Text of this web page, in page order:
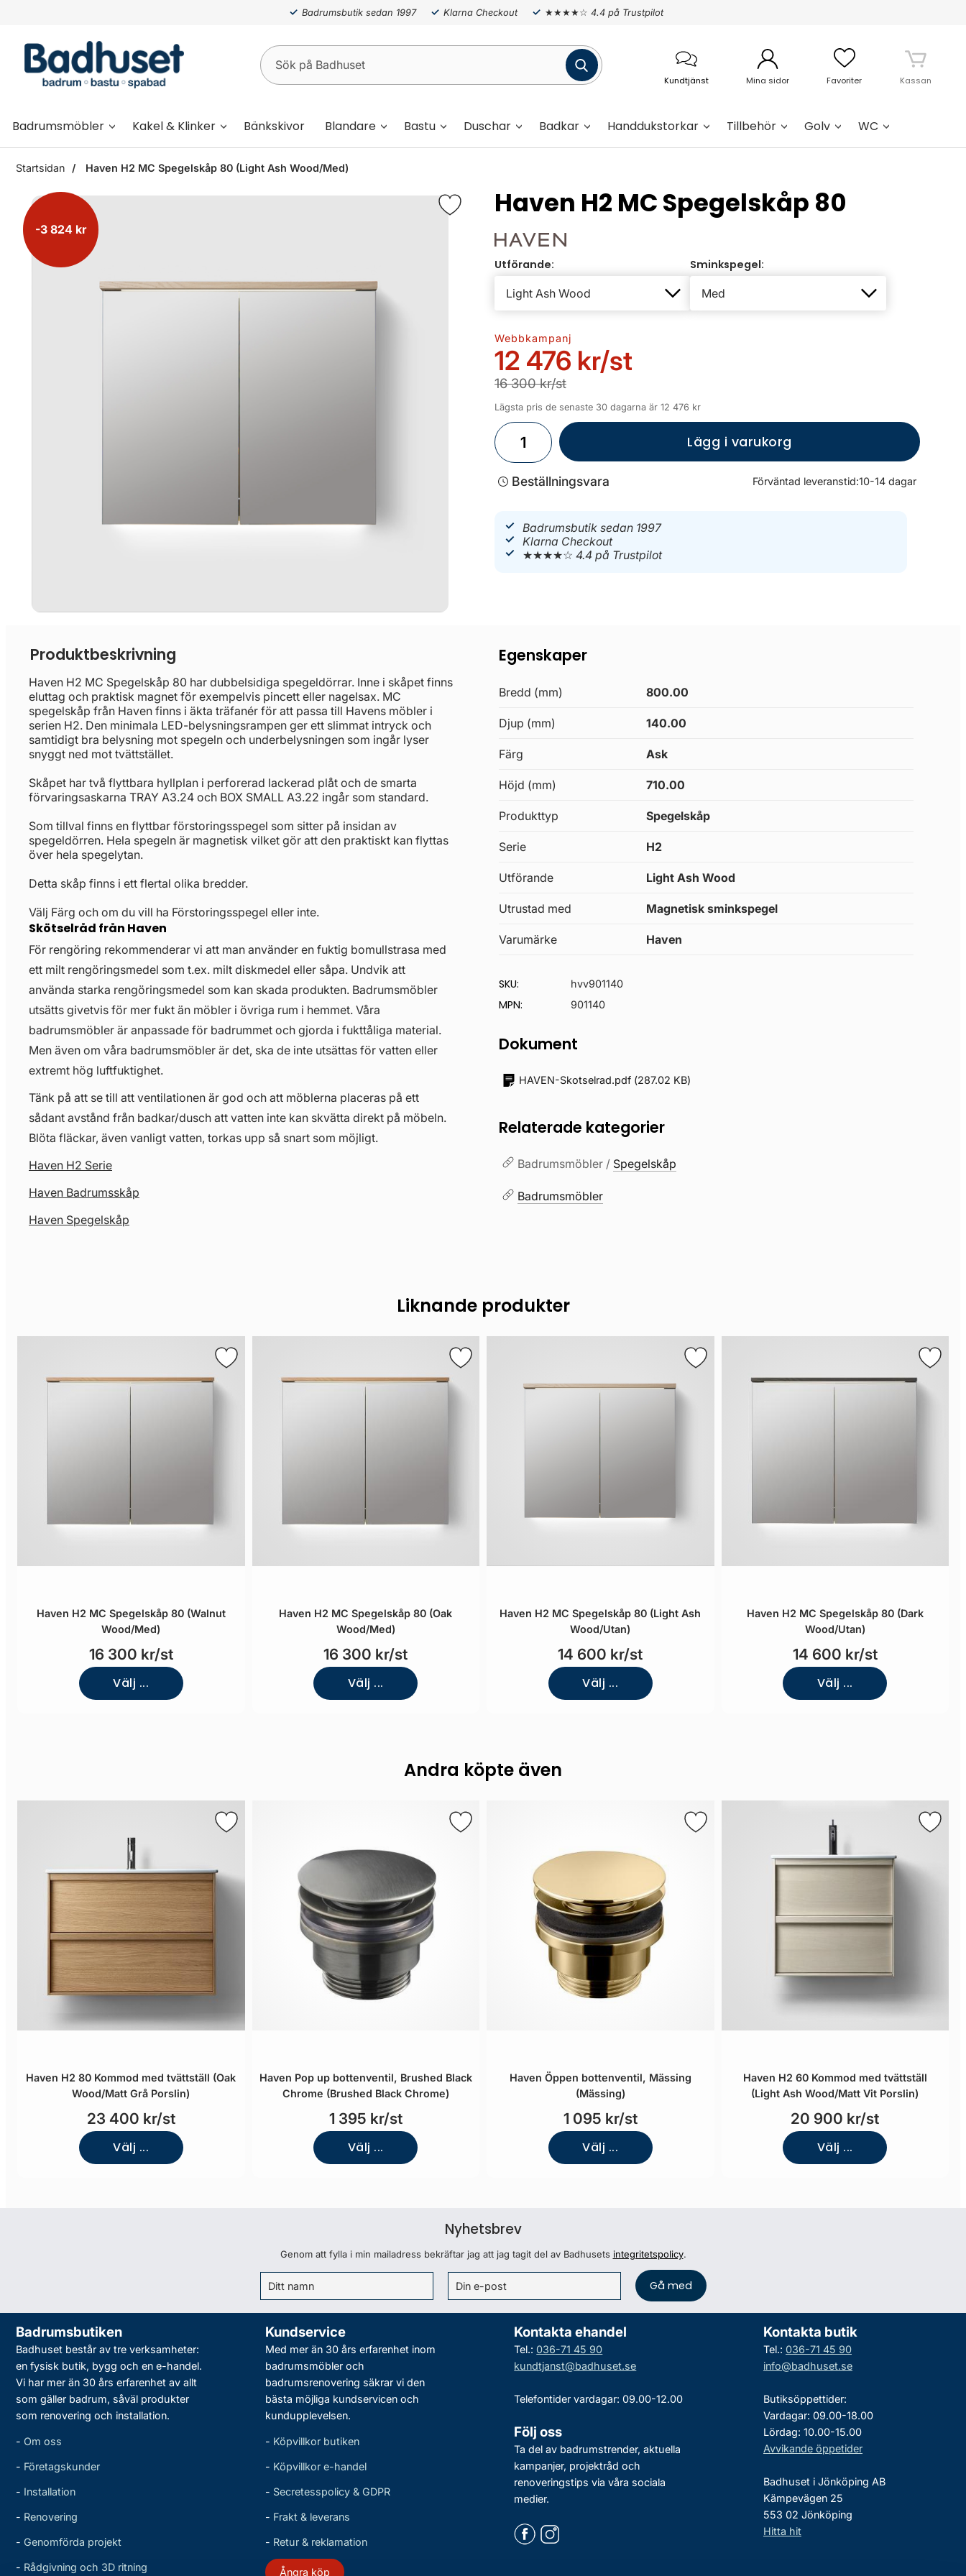
Badrumsbutik sedan 1997 Klarna Checkout ★★★★☆ 4.4 på Trustpilot
Kundtjänst Mina sidor Favoriter Kassan
Badrumsmöbler Kakel & Klinker Bänkskivor Blandare Bastu Duschar Badkar Handdukstorkar Tillbehör Golv WC
Startsidan Haven H2 MC Spegelskåp 80 (Light Ash Wood/Med)
-3 824 kr
Haven H2 MC Spegelskåp 80
Utförande: Sminkspegel:
Webbkampanj
12 476 kr/st
16 300 kr/st
Lägsta pris de senaste 30 dagarna är 12 476 kr
Lägg i varukorg
Beställningsvara Förväntad leveranstid:10-14 dagar
Badrumsbutik sedan 1997
Klarna Checkout
★★★★☆4.4 på Trustpilot
Produktbeskrivning
Haven H2 MC Spegelskåp 80 har dubbelsidiga spegeldörrar. Inne i skåpet finns
eluttag och praktisk magnet för exempelvis pincett eller nagelsax. MC
spegelskåp från Haven finns i äkta träfanér för att passa till Havens möbler i
serien H2. Den minimala LED-belysningsrampen ger ett slimmat intryck och
samtidigt bra belysning mot spegeln och underbelysningen som ingår lyser
snyggt ned mot tvättstället.
Skåpet har två flyttbara hyllplan i perforerad lackerad plåt och de smarta
förvaringsaskarna TRAY A3.24 och BOX SMALL A3.22 ingår som standard.
Som tillval finns en flyttbar förstoringsspegel som sitter på insidan av
spegeldörren. Hela spegeln är magnetisk vilket gör att den praktiskt kan flyttas
över hela spegelytan.
Detta skåp finns i ett flertal olika bredder.
Välj Färg och om du vill ha Förstoringsspegel eller inte.
Skötselråd från Haven
För rengöring rekommenderar vi att man använder en fuktig bomullstrasa med
ett milt rengöringsmedel som t.ex. milt diskmedel eller såpa. Undvik att
använda starka rengöringsmedel som kan skada produkten. Badrumsmöbler
utsätts givetvis för mer fukt än möbler i övriga rum i hemmet. Våra
badrumsmöbler är anpassade för badrummet och gjorda i fukttåliga material.
Men även om våra badrumsmöbler är det, ska de inte utsättas för vatten eller
extremt hög luftfuktighet.
Tänk på att se till att ventilationen är god och att möblerna placeras på ett
sådant avstånd från badkar/dusch att vatten inte kan skvätta direkt på möbeln.
Blöta fläckar, även vanligt vatten, torkas upp så snart som möjligt.
Haven H2 Serie
Haven Badrumsskåp
Haven Spegelskåp
Egenskaper
Bredd (mm) 800.00
Djup (mm) 140.00
Färg Ask
Höjd (mm) 710.00
Produkttyp Spegelskåp
Serie H2
Utförande Light Ash Wood
Utrustad med Magnetisk sminkspegel
Varumärke Haven
SKU: hvv901140
MPN: 901140
Dokument
HAVEN-Skotselrad.pdf (287.02 KB)
Relaterade kategorier
Badrumsmöbler / Spegelskåp
Badrumsmöbler
Liknande produkter
Haven H2 MC Spegelskåp 80 (Walnut
Wood/Med)
16 300 kr/st
Välj ...
Haven H2 MC Spegelskåp 80 (Oak
Wood/Med)
16 300 kr/st
Välj ...
Haven H2 MC Spegelskåp 80 (Light Ash
Wood/Utan)
14 600 kr/st
Välj ...
Haven H2 MC Spegelskåp 80 (Dark
Wood/Utan)
14 600 kr/st
Välj ...
Andra köpte även
Haven H2 80 Kommod med tvättställ (Oak
Wood/Matt Grå Porslin)
23 400 kr/st
Välj ...
Haven Pop up bottenventil, Brushed Black
Chrome (Brushed Black Chrome)
1 395 kr/st
Välj ...
Haven Öppen bottenventil, Mässing
(Mässing)
1 095 kr/st
Välj ...
Haven H2 60 Kommod med tvättställ
(Light Ash Wood/Matt Vit Porslin)
20 900 kr/st
Välj ...
Nyhetsbrev
Genom att fylla i min mailadress bekräftar jag att jag tagit del av Badhusets integritetspolicy.
Badrumsbutiken
Badhuset består av tre verksamheter:
en fysisk butik, bygg och en e-handel.
Vi har mer än 30 års erfarenhet av allt
som gäller badrum, såväl produkter
som renovering och installation.
- Om oss
- Företagskunder
- Installation
- Renovering
- Genomförda projekt
- Rådgivning och 3D ritning
Kundservice
Med mer än 30 års erfarenhet inom
badrumsmöbler och
badrumsrenovering säkrar vi den
bästa möjliga kundservicen och
kundupplevelsen.
- Köpvillkor butiken
- Köpvillkor e-handel
- Secretesspolicy & GDPR
- Frakt & leverans
- Retur & reklamation
Ångra köp
Kontakta ehandel
Tel.: 036-71 45 90
kundtjanst@badhuset.se
Telefontider vardagar: 09.00-12.00
Följ oss
Ta del av badrumstrender, aktuella
kampanjer, projektråd och
renoveringstips via våra sociala
medier.
Kontakta butik
Tel.: 036-71 45 90
info@badhuset.se
Butiksöppettider:
Vardagar: 09.00-18.00
Lördag: 10.00-15.00
Avvikande öppetider
Badhuset i Jönköping AB
Kämpevägen 25
553 02 Jönköping
Hitta hit